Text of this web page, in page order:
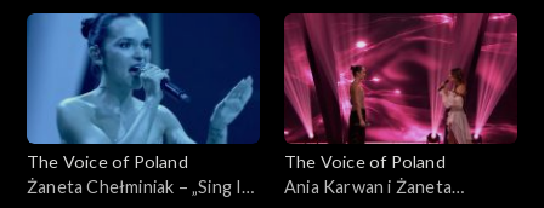
Poland”, Finał, 29 listopada
„The Voice of Poland”, Finał,
29 listopada 2025
The Voice of Poland
Żaneta Chełminiak – „Sing It
The Voice of Poland
Ania Karwan i Żaneta